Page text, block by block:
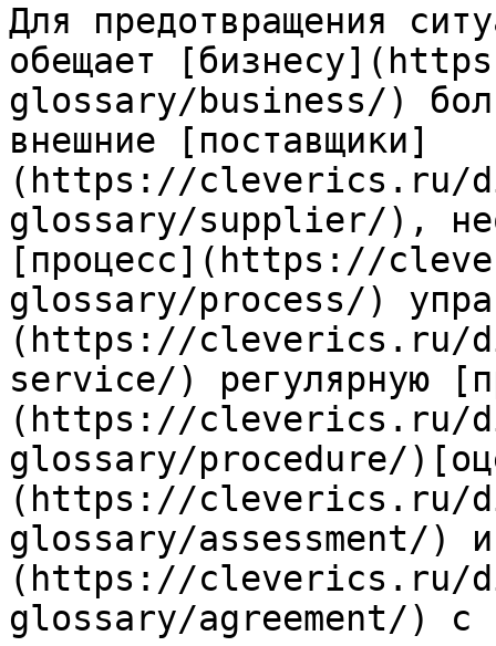
Для предотвращения
обещает
glossary/business/)
внешние [поставщики]
(https://cleverics.ru/
glossary/supplier/),
[процесс](https://
glossary/process/)
(https://cleverics.ru/
service/) регулярную
(https://cleverics.ru/
glossary/procedure/
(https://cleverics.ru/
glossary/assessment/) и
(https://cleverics.ru/
glossary/agreement/) с